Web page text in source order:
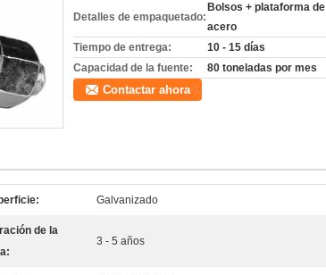
Detalles de empaquetado:
Bolsos + plataforma de
acero
Tiempo de entrega:
10 - 15 días
Capacidad de la fuente:
80 toneladas por mes
Contactar ahora
Galvanizado
de la
3 - 5 años